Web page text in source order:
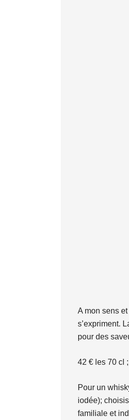
A mon sens
s’expriment.
pour des
42 € les 70 cl
Pour un
iodée);
familiale et